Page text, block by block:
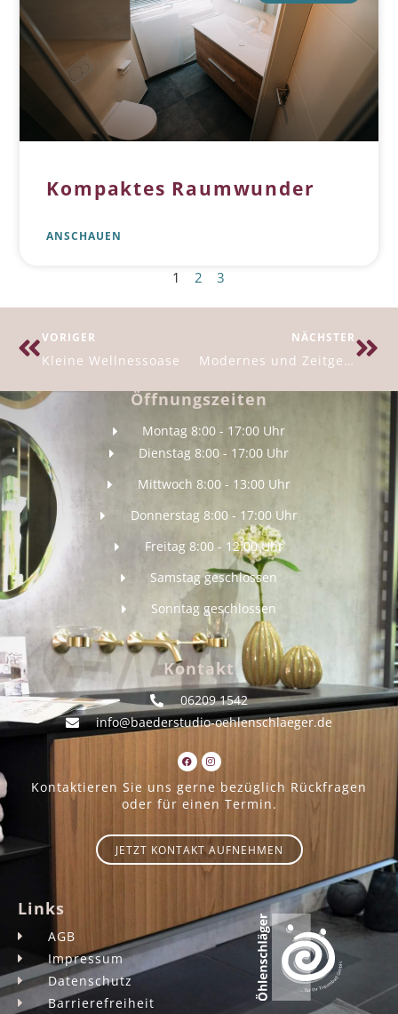
Kompaktes Raumwunder
ANSCHAUEN
1 2 3
VORIGER
Kleine Wellnessoase
NÄCHSTER
Modernes und Zeitgenössisches Bad
Links
AGB
Impressum
Datenschutz
Barrierefreiheit
Kontakt
06209 1542
info@baederstudio-oehlenschlaeger.de
Kontaktieren Sie uns gerne bezüglich Rückfragen
oder für einen Termin.
JETZT KONTAKT AUFNEHMEN
Öffnungszeiten
Montag 8:00 - 17:00 Uhr
Dienstag 8:00 - 17:00 Uhr
Mittwoch 8:00 - 13:00 Uhr
Donnerstag 8:00 - 17:00 Uhr
Freitag 8:00 - 12:00 Uhr
Samstag geschlossen
Sonntag geschlossen